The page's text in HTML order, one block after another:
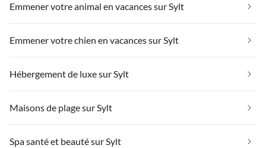
Emmener votre animal en vacances sur Sylt
Emmener votre chien en vacances sur Sylt
Hébergement de luxe sur Sylt
Maisons de plage sur Sylt
Spa santé et beauté sur Sylt